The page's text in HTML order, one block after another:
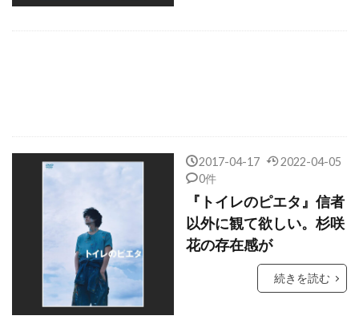
ギャガ
ギャビー・ホフマン
ギャレット・M・ブラウン
ギャレット・ヘドランド
ギヨーム・ローラン
ギル・ネッター
ギレルモ・アリアガ
ギレルモ・ギル
ギレルモ・ナヴァロ
ギ・ルクリュイーズ
クィントン・アーロン
クイーン・ラティファ
2017-04-17
2022-04-05
0件
『トイレのピエタ』信者
以外に観て欲しい。杉咲
花の存在感が
続きを読む